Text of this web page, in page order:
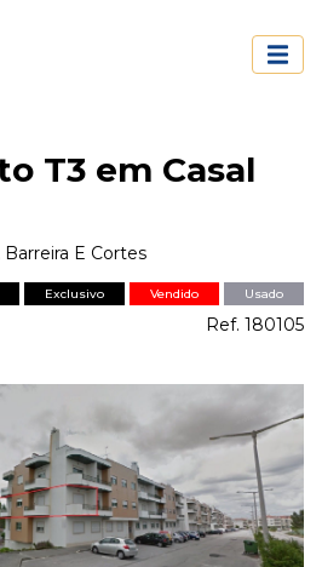
T3 em Casal
E Cortes
Exclusivo Vendido Usado
Ref. 180105